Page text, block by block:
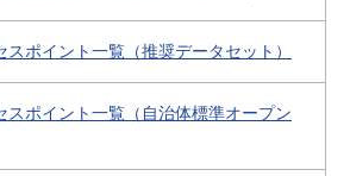
ポイント一覧（推奨データセット）
スポイント一覧（自治体標準オープン